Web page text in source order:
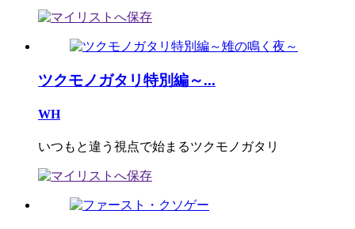
ツクモノガタリ特別編～...
WH
いつもと違う視点で始まるツクモノガタリ